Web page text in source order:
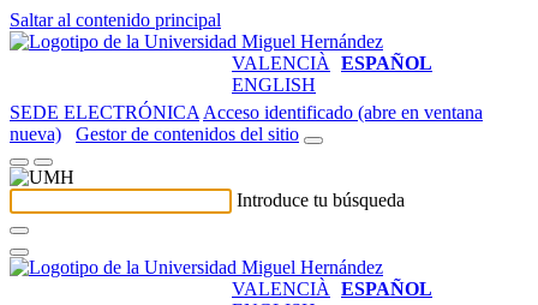
Saltar al contenido principal
VALENCIÀ
ESPAÑOL
ENGLISH
SEDE ELECTRÓNICA Acceso identificado (abre en ventana
nueva)
Gestor de contenidos del sitio
Introduce tu búsqueda
VALENCIÀ
ESPAÑOL